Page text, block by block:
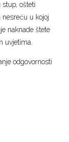
stup, ošteti
u kojoj
naknade štete
uvjetima.
odgovornosti